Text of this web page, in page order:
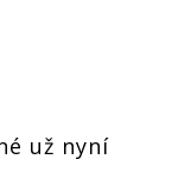
už nyní